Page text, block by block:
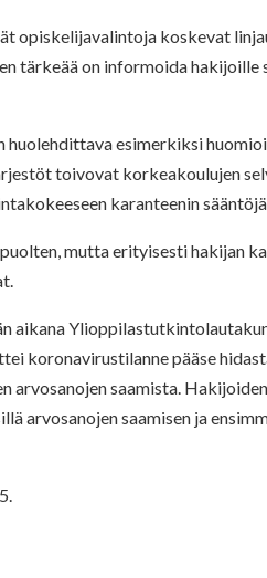
opiskelijavalintoja koskevat
tärkeää on informoida hakijoille
huolehdittava esimerkiksi
toivovat korkeakoulujen
karanteenin
mutta erityisesti hakijan
aikana
koronavirustilanne pääse
saamista.
arvosanojen saamisen ja